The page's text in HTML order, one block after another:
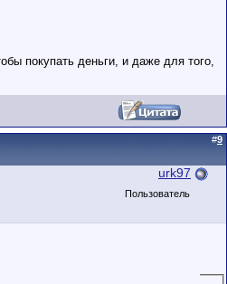
покупать деньги, и даже для того,
#9
urk97
Пользователь